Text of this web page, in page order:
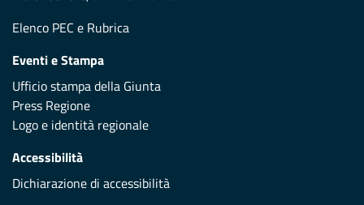
Elenco PEC e Rubrica
Eventi e Stampa
Ufficio stampa della Giunta
Press Regione
Logo e identità regionale
Accessibilità
Dichiarazione di accessibilità